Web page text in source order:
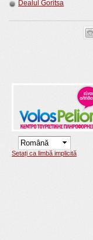
Dealul Goritsa
Setați ca limbă implicită